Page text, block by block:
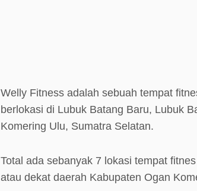
Welly Fitness adalah sebuah tempat
berlokasi di Lubuk Batang Baru, Lubuk
Komering Ulu, Sumatra Selatan.
Total ada sebanyak 7 lokasi tempat
atau dekat daerah Kabupaten Ogan